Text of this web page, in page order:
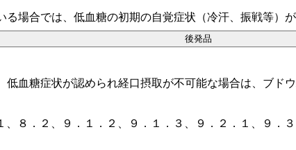
場合では、低血糖の初期の自覚症状（冷汗、振戦等）
血糖症状が認められ経口摂取が不可能な場合は、ブド
８．２、９．１．２、９．１．３、９．２．１、９．３
後発品